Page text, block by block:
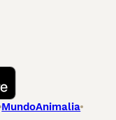
MundoAnimalia